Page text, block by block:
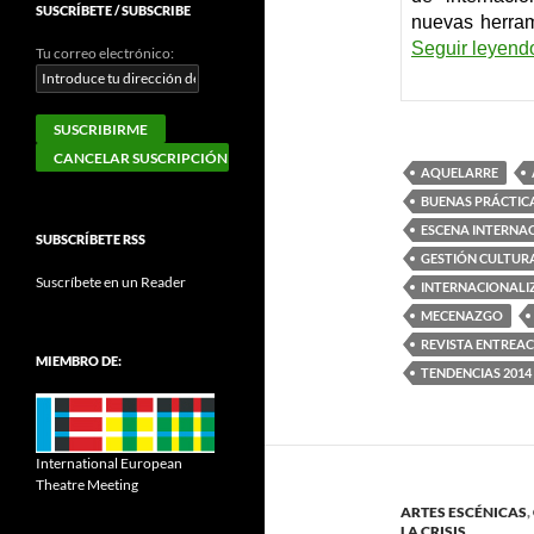
nuevas
Seguir
AQUELARRE
BUENAS
ESCENA
GESTIÓN
MECENAZGO
REVISTA
TENDENCIAS 2014
ARTES ESCÉNICAS,
SUSCRÍBETE / SUBSCRIBE
Tu correo electrónico:
SUBSCRÍBETE RSS
Suscríbete en un Reader
MIEMBRO DE:
International European
Theatre Meeting